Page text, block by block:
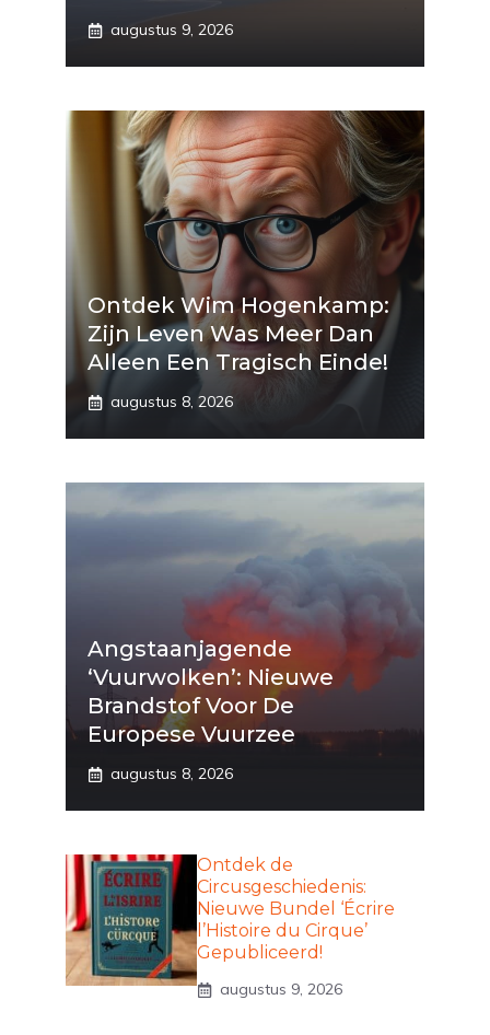
augustus 9, 2026
Ontdek Wim Hogenkamp:
Zijn Leven Was Meer Dan
Alleen Een Tragisch Einde!
augustus 8, 2026
Angstaanjagende
‘vuurwolken’: Nieuwe
Brandstof Voor De
Europese Vuurzee
augustus 8, 2026
Ontdek de
Circusgeschiedenis:
Nieuwe Bundel ‘Écrire
l’Histoire du Cirque’
Gepubliceerd!
augustus 9, 2026